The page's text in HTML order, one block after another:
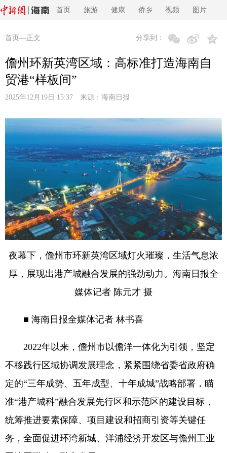
首页 旅游 健康 侨乡 视频 图片
首页 —正文 分享到：
儋州环新英湾区域：高标准打造海南自
贸港“样板间”
2025年12月19日 15:37 来源： 海南日报
夜幕下，儋州市环新英湾区域灯火璀璨，生活气息浓
厚，展现出港产城融合发展的强劲动力。海南日报全
媒体记者 陈元才 摄
■ 海南日报全媒体记者 林书喜
2022年以来，儋州市以儋洋一体化为引领，坚定
不移践行区域协调发展理念，紧紧围绕省委省政府确
定的“三年成势、五年成型、十年成城”战略部署，瞄
准“港产城科”融合发展先行区和示范区的建设目标，
统筹推进要素保障、项目建设和招商引资等关键任
务，全面促进环湾新城、洋浦经济开发区与儋州工业